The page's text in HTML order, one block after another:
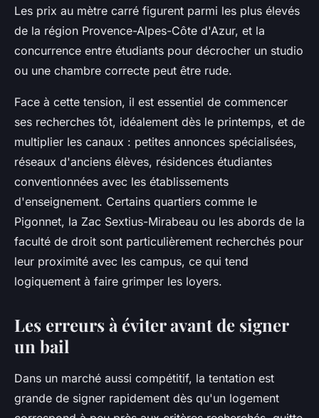
Les prix au mètre carré figurent parmi les plus élevés
de la région Provence-Alpes-Côte d'Azur, et la
concurrence entre étudiants pour décrocher un studio
ou une chambre correcte peut être rude.
Face à cette tension, il est essentiel de commencer
ses recherches tôt, idéalement dès le printemps, et de
multiplier les canaux : petites annonces spécialisées,
réseaux d'anciens élèves, résidences étudiantes
conventionnées avec les établissements
d'enseignement. Certains quartiers comme le
Pigonnet, la Zac Sextius-Mirabeau ou les abords de la
faculté de droit sont particulièrement recherchés pour
leur proximité avec les campus, ce qui tend
logiquement à faire grimper les loyers.
Les erreurs à éviter avant de signer
un bail
Dans un marché aussi compétitif, la tentation est
grande de signer rapidement dès qu'un logement